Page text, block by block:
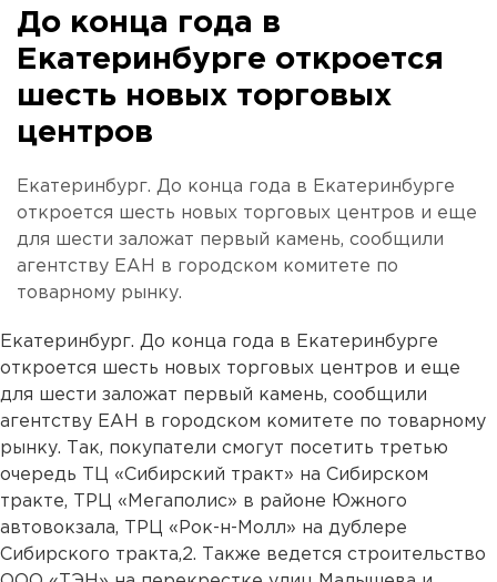
До конца года в
Екатеринбурге откроется
шесть новых торговых
центров
Екатеринбург. До конца года в Екатеринбурге
откроется шесть новых торговых центров и еще
для шести заложат первый камень, сообщили
агентству ЕАН в городском комитете по
товарному рынку.
Екатеринбург. До конца года в Екатеринбурге
откроется шесть новых торговых центров и еще
для шести заложат первый камень, сообщили
агентству ЕАН в городском комитете по товарному
рынку. Так, покупатели смогут посетить третью
очередь ТЦ «Сибирский тракт» на Сибирском
тракте, ТРЦ «Мегаполис» в районе Южного
автовокзала, ТРЦ «Рок-н-Молл» на дублере
Сибирского тракта,2. Также ведется строительство